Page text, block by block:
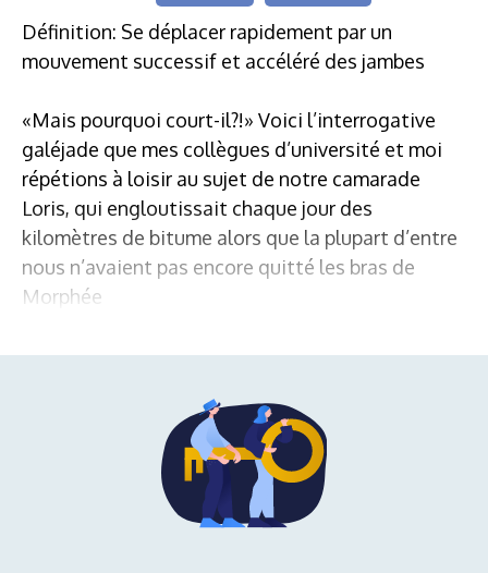
Définition: Se déplacer rapidement par un
mouvement successif et accéléré des jambes
«Mais pourquoi court-il?!» Voici l’interrogative
galéjade que mes collègues d’université et moi
répétions à loisir au sujet de notre camarade
Loris, qui engloutissait chaque jour des
kilomètres de bitume alors que la plupart d’entre
nous n’avaient pas encore quitté les bras de
Morphée